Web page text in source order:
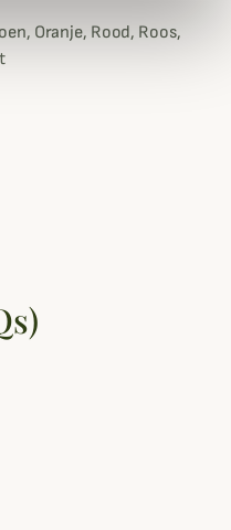
Oranje, Rood, Roos,